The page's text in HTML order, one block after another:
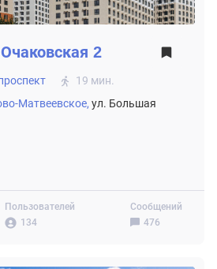
Пользователей
134
Сообщений
476
2
19 мин.
Матвеевское, ул. Большая